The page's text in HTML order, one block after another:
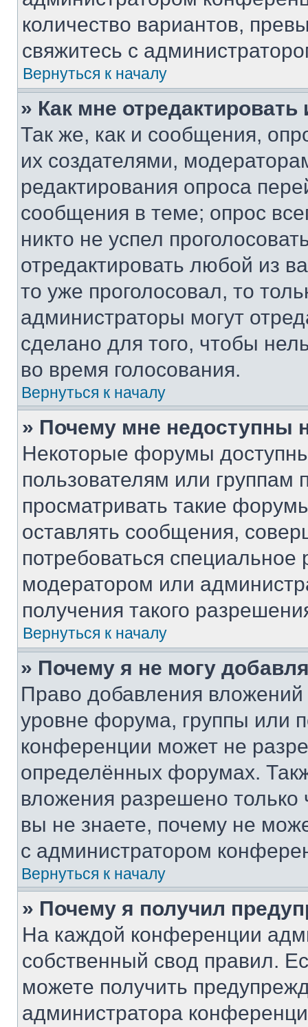
количество вариантов,
свяжитесь с
Вернуться к началу
» Как мне
Так же, как и сообщения,
их создателями,
редактирования опроса
сообщения в теме; опрос
никто не успел
отредактировать любой из
то уже проголосовал, то
администраторы могут
сделано для того, чтобы
во время голосования.
Вернуться к началу
» Почему мне недоступны
Некоторые форумы
пользователям или группам
просматривать такие
оставлять сообщения,
потребоваться
модератором или
получения такого
Вернуться к началу
» Почему я не могу
Право добавления
уровне форума, группы или
конференции может не
определённых форумах.
вложения разрешено
вы не знаете, почему не
с администратором
Вернуться к началу
» Почему я получил
На каждой конференции
собственный свод правил.
можете получить
администратора